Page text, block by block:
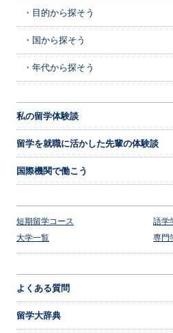
・目的から探そう
・国から探そう
・年代から探そう
私の留学体験談
留学を就職に活かした先輩の体験談
国際機関で働こう
短期留学コース
語学
大学一覧
専門
よくある質問
留学大辞典